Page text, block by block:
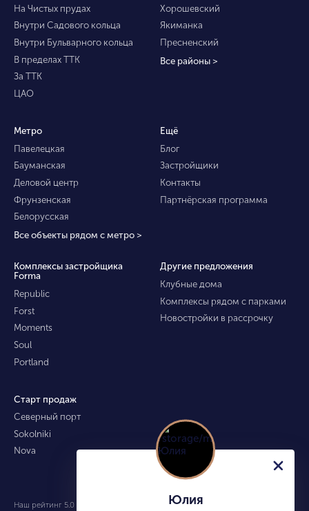
На Чистых прудах
Внутри Садового кольца
Внутри Бульварного кольца
В пределах ТТК
За ТТК
ЦАО
Хорошевский
Якиманка
Пресненский
Все районы >
Метро
Павелецкая
Бауманская
Деловой центр
Фрунзенская
Белорусская
Все объекты рядом с метро >
Ещё
Блог
Застройщики
Контакты
Партнёрская программа
Комплексы застройщика
Forma
Republic
Forst
Moments
Soul
Portland
Другие предложения
Клубные дома
Комплексы рядом с парками
Новостройки в рассрочку
Старт продаж
Северный порт
Sokolniki
Nova
Наш рейтинг 5.0 из 5 (490) Юлия